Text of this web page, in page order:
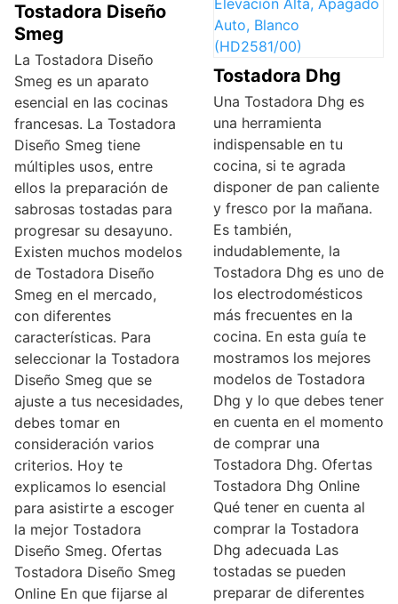
Tostadora Diseño
Smeg
La Tostadora Diseño
Smeg es un aparato
esencial en las cocinas
francesas. La Tostadora
Diseño Smeg tiene
múltiples usos, entre
ellos la preparación de
sabrosas tostadas para
progresar su desayuno.
Existen muchos modelos
de Tostadora Diseño
Smeg en el mercado,
con diferentes
características. Para
seleccionar la Tostadora
Diseño Smeg que se
ajuste a tus necesidades,
debes tomar en
consideración varios
criterios. Hoy te
explicamos lo esencial
para asistirte a escoger
la mejor Tostadora
Diseño Smeg. Ofertas
Tostadora Diseño Smeg
Online En que fijarse al
Tostadora Dhg
Una Tostadora Dhg es
una herramienta
indispensable en tu
cocina, si te agrada
disponer de pan caliente
y fresco por la mañana.
Es también,
indudablemente, la
Tostadora Dhg es uno de
los electrodomésticos
más frecuentes en la
cocina. En esta guía te
mostramos los mejores
modelos de Tostadora
Dhg y lo que debes tener
en cuenta en el momento
de comprar una
Tostadora Dhg. Ofertas
Tostadora Dhg Online
Qué tener en cuenta al
comprar la Tostadora
Dhg adecuada Las
tostadas se pueden
preparar de diferentes